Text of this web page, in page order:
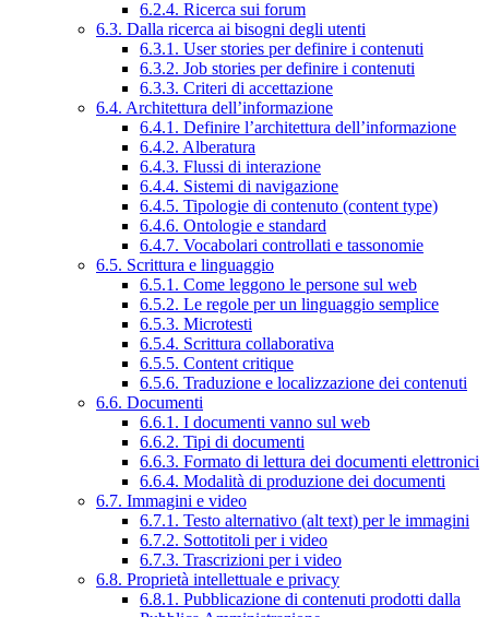
6.2.4. Ricerca sui forum
6.3. Dalla ricerca ai bisogni degli utenti
6.3.1. User stories per definire i contenuti
6.3.2. Job stories per definire i contenuti
6.3.3. Criteri di accettazione
6.4. Architettura dell’informazione
6.4.1. Definire l’architettura dell’informazione
6.4.2. Alberatura
6.4.3. Flussi di interazione
6.4.4. Sistemi di navigazione
6.4.5. Tipologie di contenuto (content type)
6.4.6. Ontologie e standard
6.4.7. Vocabolari controllati e tassonomie
6.5. Scrittura e linguaggio
6.5.1. Come leggono le persone sul web
6.5.2. Le regole per un linguaggio semplice
6.5.3. Microtesti
6.5.4. Scrittura collaborativa
6.5.5. Content critique
6.5.6. Traduzione e localizzazione dei contenuti
6.6. Documenti
6.6.1. I documenti vanno sul web
6.6.2. Tipi di documenti
6.6.3. Formato di lettura dei documenti elettronici
6.6.4. Modalità di produzione dei documenti
6.7. Immagini e video
6.7.1. Testo alternativo (alt text) per le immagini
6.7.2. Sottotitoli per i video
6.7.3. Trascrizioni per i video
6.8. Proprietà intellettuale e privacy
6.8.1. Pubblicazione di contenuti prodotti dalla